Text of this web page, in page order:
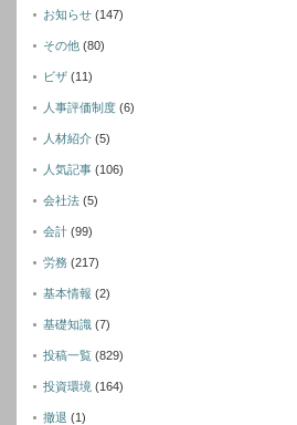
お知らせ (147)
その他 (80)
ビザ (11)
人事評価制度 (6)
人材紹介 (5)
人気記事 (106)
会社法 (5)
会計 (99)
労務 (217)
基本情報 (2)
基礎知識 (7)
投稿一覧 (829)
投資環境 (164)
撤退 (1)